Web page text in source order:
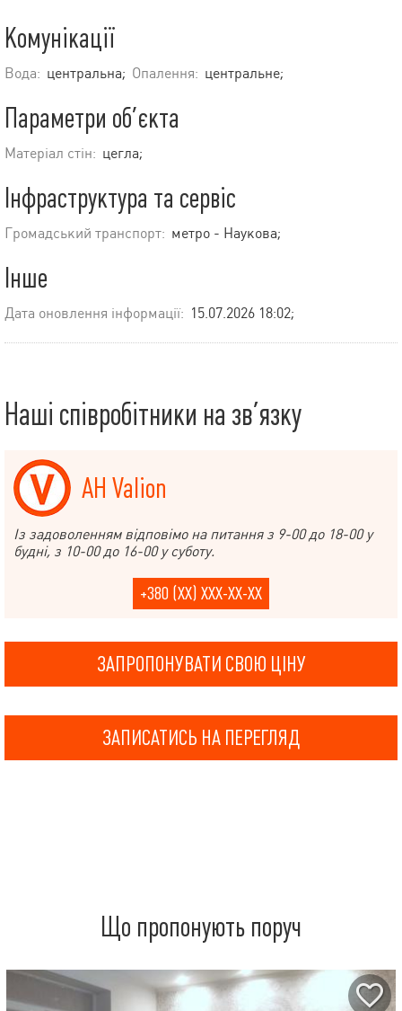
Комунікації
Вода: центральна; Опалення: центральне;
Параметри об’єкта
Матеріал стін: цегла;
Інфраструктура та сервіс
Громадський транспорт: метро - Наукова;
Інше
Дата оновлення інформації: 15.07.2026 18:02;
Наші співробітники на зв’язку
АН Valion
Із задоволенням відповімо на питання з 9-00 до 18-00 у
будні, з 10-00 до 16-00 у суботу.
+380 (XX) XXX-XX-XX
ЗАПРОПОНУВАТИ СВОЮ ЦІНУ
ЗАПИСАТИСЬ НА ПЕРЕГЛЯД
Що пропонують поруч